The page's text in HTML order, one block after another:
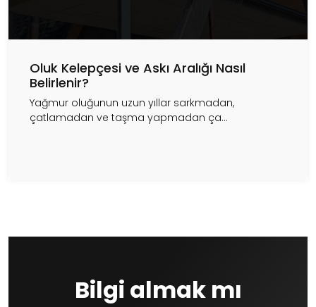
Oluk Kelepçesi ve Askı Aralığı Nasıl
Belirlenir?
Yağmur oluğunun uzun yıllar sarkmadan,
çatlamadan ve taşma yapmadan ça...
Bilgi almak mı